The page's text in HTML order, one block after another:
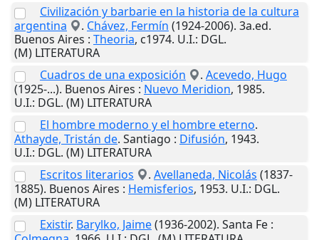
Civilización y barbarie en la historia de la cultura
argentina
. Chávez, Fermín (1924-2006). 3a.ed.
Buenos Aires : Theoria, c1974. U.I.: DGL.
(M) LITERATURA
Cuadros de una exposición
. Acevedo, Hugo
(1925-...). Buenos Aires : Nuevo Meridion, 1985.
U.I.: DGL. (M) LITERATURA
El hombre moderno y el hombre eterno.
Athayde, Tristán de. Santiago : Difusión, 1943.
U.I.: DGL. (M) LITERATURA
Escritos literarios
. Avellaneda, Nicolás (1837-
1885). Buenos Aires : Hemisferios, 1953. U.I.: DGL.
(M) LITERATURA
Existir. Barylko, Jaime(1936-2002). Santa Fe :